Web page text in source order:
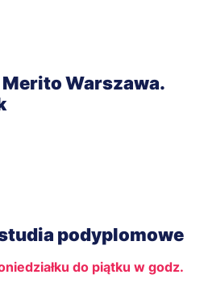
Warszawa.
podyplomowe
do piątku w godz.